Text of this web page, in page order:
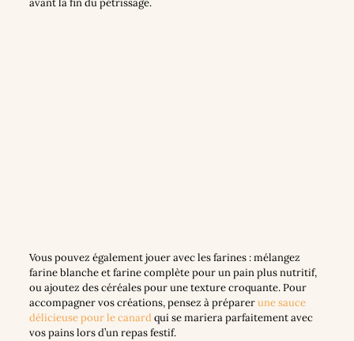
avant la fin du pétrissage.
Vous pouvez également jouer avec les farines : mélangez
farine blanche et farine complète pour un pain plus nutritif,
ou ajoutez des céréales pour une texture croquante. Pour
accompagner vos créations, pensez à préparerune sauce
délicieuse pour le canardqui se mariera parfaitement avec
vos pains lors d’un repas festif.